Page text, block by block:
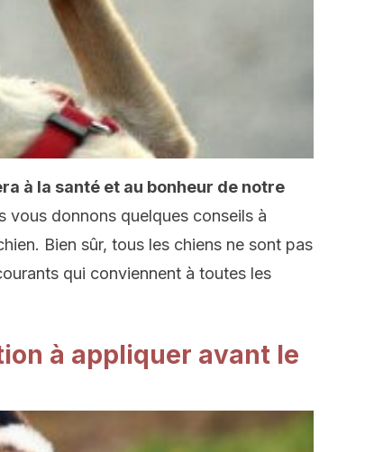
à la santé et au bonheur de notre
vous donnons quelques conseils à
Bien sûr, tous les chiens ne sont pas
qui conviennent à toutes les
à appliquer avant le